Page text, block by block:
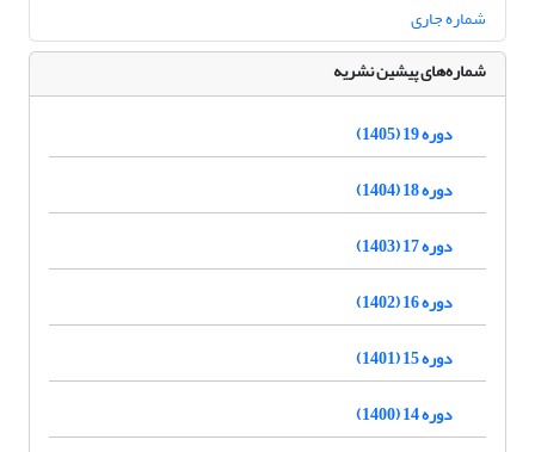
شماره جاری
شماره‌های پیشین نشریه
دوره 19 (1405)
دوره 18 (1404)
دوره 17 (1403)
دوره 16 (1402)
دوره 15 (1401)
دوره 14 (1400)